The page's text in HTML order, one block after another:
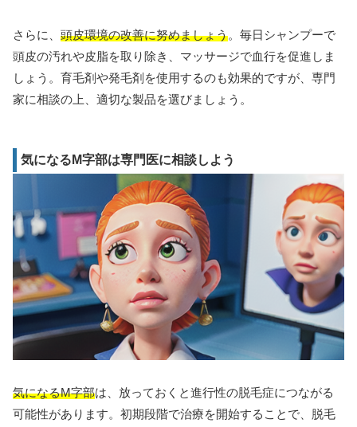
さらに、 頭皮環境の改善に努めましょう。毎日シャンプーで
頭皮の汚れや皮脂を取り除き、マッサージで血行を促進しま
しょう。育毛剤や発毛剤を使用するのも効果的ですが、専門
家に相談の上、適切な製品を選びましょう。
気になるM字部は専門医に相談しよう
気になるM字部は、放っておくと進行性の脱毛症につながる
可能性があります。初期段階で治療を開始することで、脱毛